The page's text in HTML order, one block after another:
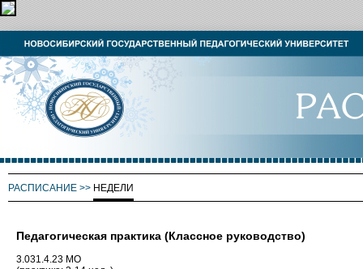
РАСПИСАНИЕ >> НЕДЕЛИ
Педагогическая практика (Классное руководство)
3.031.4.23 МО